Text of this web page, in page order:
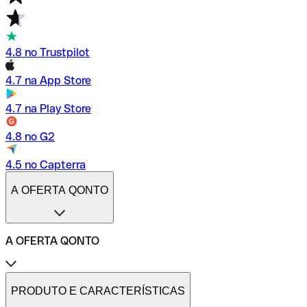
4.8 no Trustpilot
4.7 na App Store
4.7 na Play Store
4.8 no G2
4.5 no Capterra
A OFERTA QONTO
A OFERTA QONTO
Tarifas
Conta profissional online
PRODUTO E CARACTERÍSTICAS